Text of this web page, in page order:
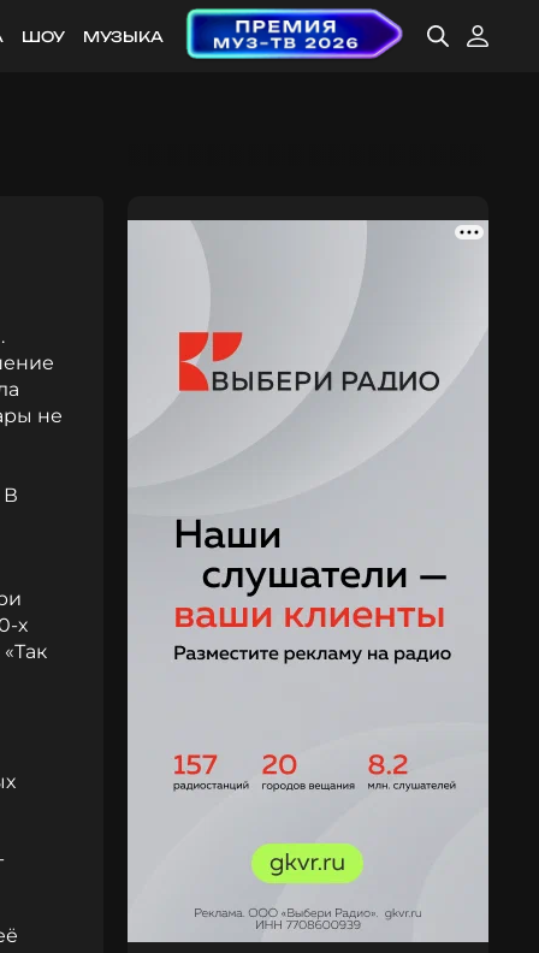
ШОУ МУЗЫКА
не
В
х